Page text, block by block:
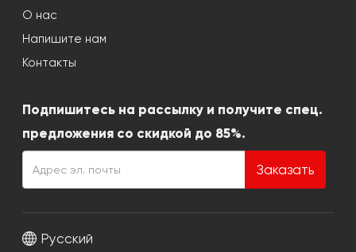
О нас
Напишите нам
Контакты
Подпишитесь на рассылку и получите спец.
предложения со скидкой до 85%.
Заказать
Русский